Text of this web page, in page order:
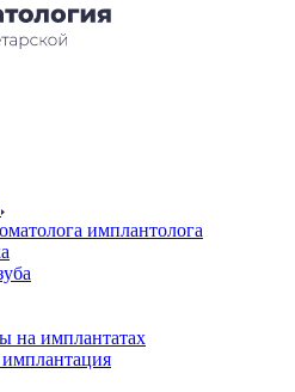
имплантолога
на имплантатах